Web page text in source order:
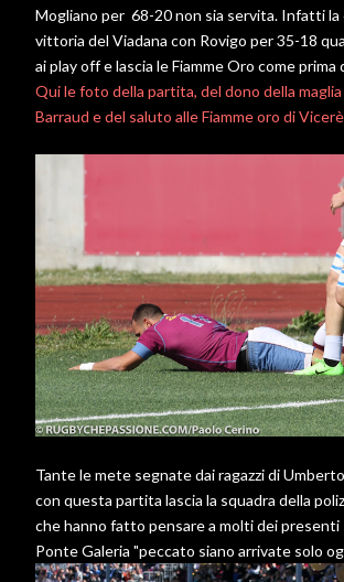
Mogliano per 68-20 non sia servita. Infatti la
vittoria del Viadana con Rovigo per 35-18
ai play off e lascia le Fiamme Oro come prima
Qui le foto della partita, del dono della
Barraud e del saluto alle Fiamme oro di
Tante le mete segnate dai ragazzi di
con questa partita lascia la squadra della
che hanno fatto pensare a molti dei
Ponte Galeria "peccato siano arrivate solo